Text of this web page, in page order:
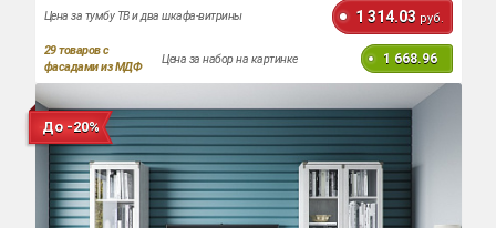
Цена за тумбу ТВ и два шкафа-витрины 1 314.03 руб.
29товаров с
фасадами из МДФ
Цена за набор на картинке 1 668.96
До -20%